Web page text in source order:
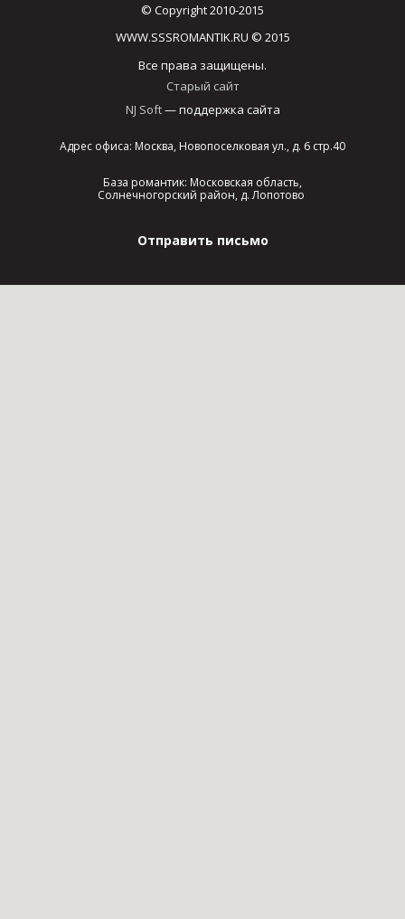
© Copyright 2010-2015
WWW.SSSROMANTIK.RU © 2015
Все права защищены.
Старый сайт
NJ Soft— поддержка сайта
Адрес офиса: Москва, Новопоселковая ул., д. 6 стр.40
База романтик: Московская область,
Солнечногорский район, д. Лопотово
Отправить письмо